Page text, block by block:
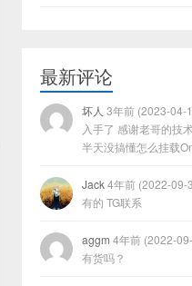
最新评论
坏人 3年前 (2023-04-
入手了 感谢老哥的技
半天没搞懂怎么挂载
Jack4年前 (2022-09-
有的 TG联系
aggm 4年前 (2022-
有货吗？